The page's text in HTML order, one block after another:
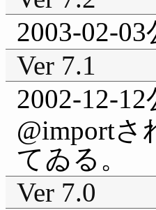
2003-02-03
Ver 7.1
2002-12-12
@import
てゐる。
Ver 7.0